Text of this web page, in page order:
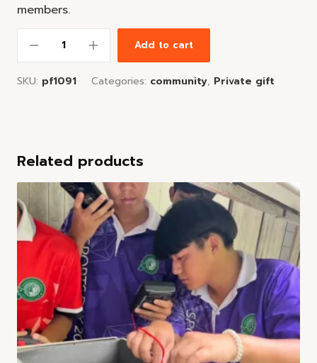
members.
Add to cart
SKU: pf1091 Categories: community, Private gift
Related products